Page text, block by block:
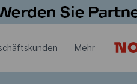
Mehr